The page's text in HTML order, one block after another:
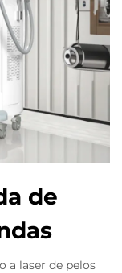
de
a laser de pelos